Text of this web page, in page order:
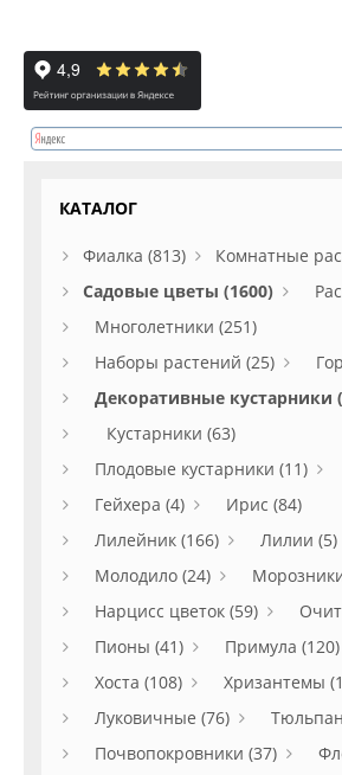
КАТАЛОГ
Фиалка (813)
Комнатные
Садовые цветы (1600)
Многолетники (251)
Наборы растений (25)
Декоративные кустарники
Кустарники (63)
Плодовые кустарники (11)
Гейхера (4)
Ирис (84)
Лилейник (166)
Лилии (5)
Молодило (24)
Нарцисс цветок (59)
Пионы (41)
Примула (120)
Хоста (108)
Хризантемы
Луковичные (76)
Почвопокровники (37)